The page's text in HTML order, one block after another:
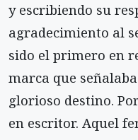
y escribiendo su
agradecimiento al
sido el primero en
marca que
glorioso destino.
en escritor. Aquel